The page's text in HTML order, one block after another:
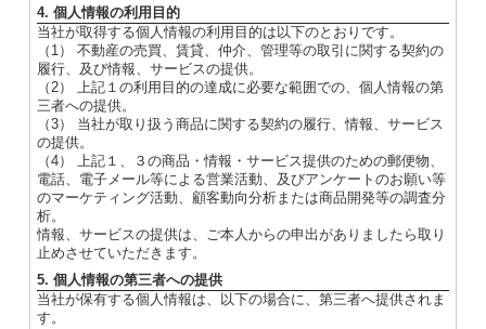
4. 個人情報の利用目的
当社が取得する個人情報の利用目的は以下のとおりです。
（1） 不動産の売買、賃貸、仲介、管理等の取引に関する契約の
履行、及び情報、サービスの提供。
（2） 上記１の利用目的の達成に必要な範囲での、個人情報の第
三者への提供。
（3） 当社が取り扱う商品に関する契約の履行、情報、サービス
の提供。
（4） 上記１、３の商品・情報・サービス提供のための郵便物、
電話、電子メール等による営業活動、及びアンケートのお願い等
のマーケティング活動、顧客動向分析または商品開発等の調査分
析。
情報、サービスの提供は、ご本人からの申出がありましたら取り
止めさせていただきます。
5. 個人情報の第三者への提供
当社が保有する個人情報は、以下の場合に、第三者へ提供されま
す。